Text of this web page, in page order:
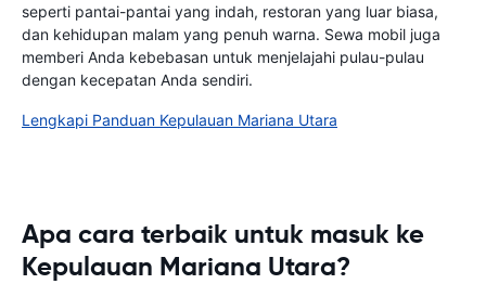
seperti pantai-pantai yang indah, restoran yang luar biasa,
dan kehidupan malam yang penuh warna. Sewa mobil juga
memberi Anda kebebasan untuk menjelajahi pulau-pulau
dengan kecepatan Anda sendiri.
Lengkapi Panduan Kepulauan Mariana Utara
Apa cara terbaik untuk masuk ke
Kepulauan Mariana Utara?